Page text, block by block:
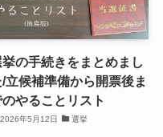
の手続きをまとめまし
/立候補準備から開票後ま
やることリスト
2026年5月12日 選挙